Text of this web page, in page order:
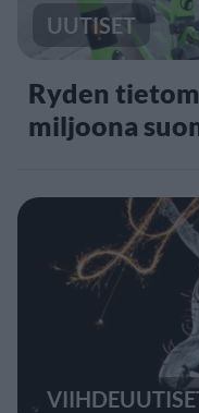
UUTISET
Ryden
miljoona